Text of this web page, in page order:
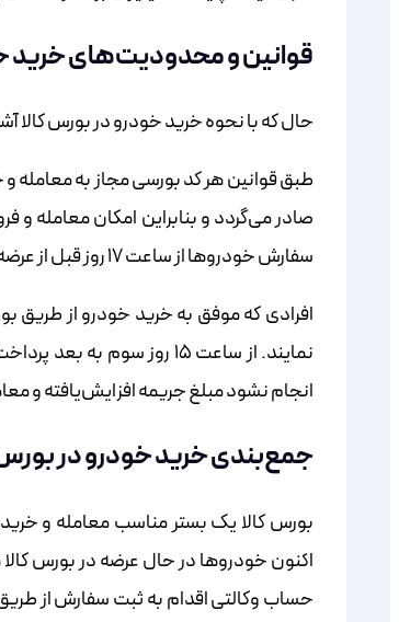
قوانین و محدودیت‌های خرید
حال که با نحوه خرید خودرو در بورس کالا
طبق قوانین هر کد بورسی مجاز به معامله
صادر می‌گردد و بنابراین امکان
سفارش خودروها از ساعت ۱۷ روز قبل از عرضه آن شروع گردیده و در ساعت ۸ و نیم صبح، روز عرضه آن‌ها پایان می‌یابد.
انجام نشود مبلغ جریمه افزایش‌یافته و
جمع‌بندی خرید خودرو در بورس
بورس کالا یک بستر مناسب معامله و
اکنون خودروها در حال عرضه در بورس
حساب وکالتی اقدام به ثبت سفارش از